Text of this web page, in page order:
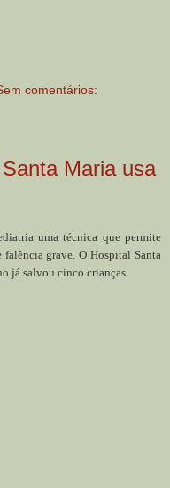
comentários:
Maria usa
uma técnica que permite
grave. O Hospital Santa
já salvou cinco crianças.